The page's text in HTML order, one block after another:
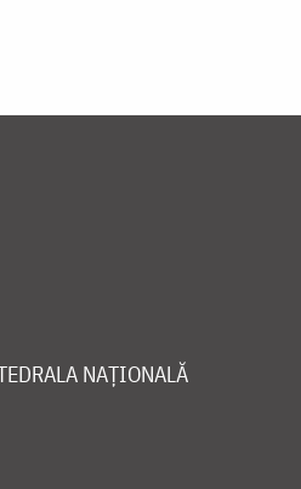
NAȚIONALĂ